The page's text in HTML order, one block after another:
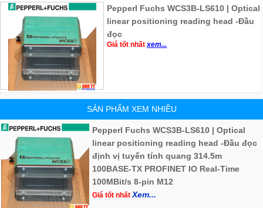
Pepperl Fuchs WCS3B-LS610 | Optical
linear positioning reading head -Đầu
đọc
Giá tốt nhấtxem...
SẢN PHẨM XEM NHIỀU
Pepperl Fuchs WCS3B-LS610 | Optical
linear positioning reading head -Đầu đọc
định vị tuyến tính quang 314.5m
100BASE-TX PROFINET IO Real-Time
100MBit/s 8-pin M12
Giá tốt nhấtXem...